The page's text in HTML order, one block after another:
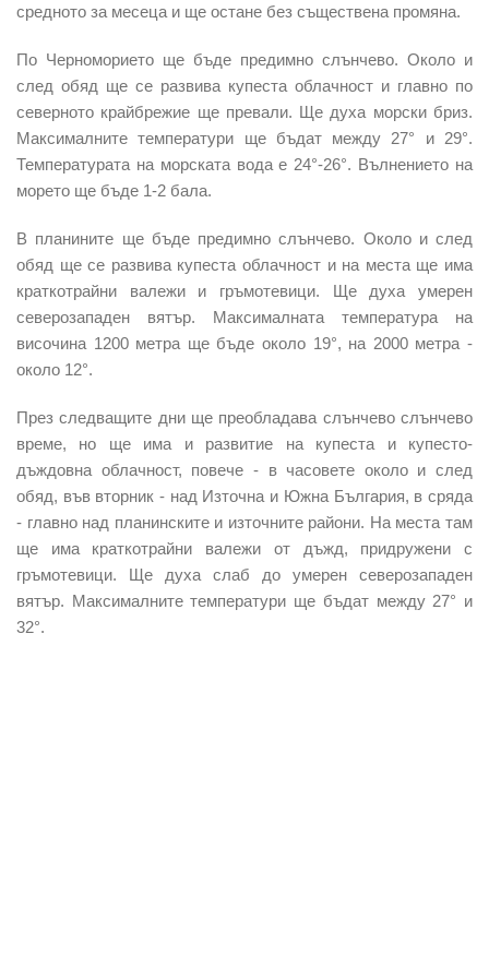
средното за месеца и ще остане без съществена промяна.
По Черноморието ще бъде предимно слънчево. Около и
след обяд ще се развива купеста облачност и главно по
северното крайбрежие ще превали. Ще духа морски бриз.
Максималните температури ще бъдат между 27° и 29°.
Температурата на морската вода е 24°-26°. Вълнението на
морето ще бъде 1-2 бала.
В планините ще бъде предимно слънчево. Около и след
обяд ще се развива купеста облачност и на места ще има
краткотрайни валежи и гръмотевици. Ще духа умерен
северозападен вятър. Максималната температура на
височина 1200 метра ще бъде около 19°, на 2000 метра -
около 12°.
През следващите дни ще преобладава слънчево слънчево
време, но ще има и развитие на купеста и купесто-
дъждовна облачност, повече - в часовете около и след
обяд, във вторник - над Източна и Южна България, в сряда
- главно над планинските и източните райони. На места там
ще има краткотрайни валежи от дъжд, придружени с
гръмотевици. Ще духа слаб до умерен северозападен
вятър. Максималните температури ще бъдат между 27° и
32°.